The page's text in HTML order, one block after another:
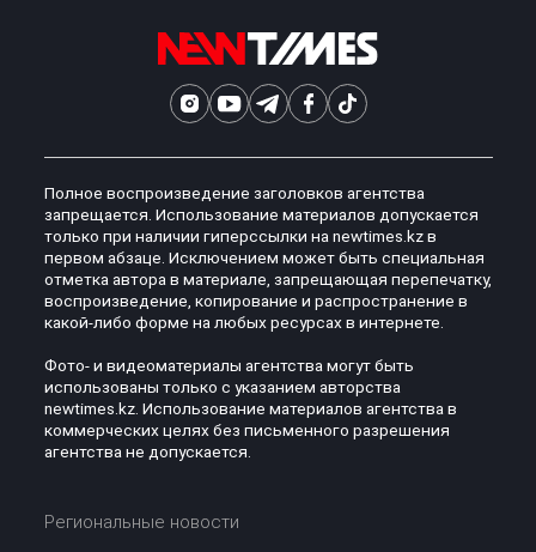
Полное воспроизведение заголовков агентства
запрещается. Использование материалов допускается
только при наличии гиперссылки на newtimes.kz в
первом абзаце. Исключением может быть специальная
отметка автора в материале, запрещающая перепечатку,
воспроизведение, копирование и распространение в
какой-либо форме на любых ресурсах в интернете.
Фото- и видеоматериалы агентства могут быть
использованы только с указанием авторства
newtimes.kz. Использование материалов агентства в
коммерческих целях без письменного разрешения
агентства не допускается.
Региональные новости